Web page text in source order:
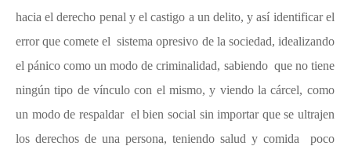
hacia el derecho penal y el castigo a un delito, y así identificar el
error que comete el sistema opresivo de la sociedad, idealizando
el pánico como un modo de criminalidad, sabiendo que no tiene
ningún tipo de vínculo con el mismo, y viendo la cárcel, como
un modo de respaldar el bien social sin importar que se ultrajen
los derechos de una persona, teniendo salud y comida poco